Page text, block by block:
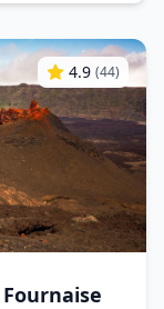
4.9 (44)